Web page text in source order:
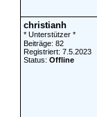
christianh
* Unterstützer *
Beiträge: 82
Registriert: 7.5.2023
Status: Offline